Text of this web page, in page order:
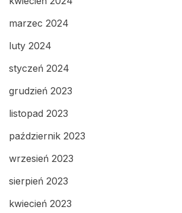
marzec 2024
luty 2024
styczeń 2024
grudzień 2023
listopad 2023
październik 2023
wrzesień 2023
sierpień 2023
kwiecień 2023